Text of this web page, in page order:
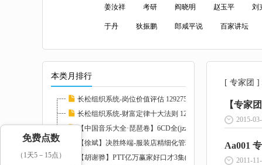
姜汝祥 考研 阎晓明 赵玉平 刘
于丹 狄振鹏 郎咸平说 百家讲坛
本类月排行
长松组织系统-岗位价值评估 129275
长松组织系统-财富定律十大法则 129273
【中国音乐大全·琵琶卷】6CD全(jzzl) 116827...
【徐斌】决胜终端-服装店精细化管理12讲(jzzl...
【胡谢骅】PTT亿万赢家好口才3集(jzzl) 11746...
[ 专家团 ]
【专家
2015-
Aa001
2011-
免费点数
（1天5－15点）